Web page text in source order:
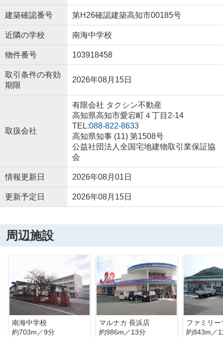
建築確認番号 第H26確認建築高知市00185号
近隣の学校 南海中学校
物件番号 103918458
取引条件の有効
期限
2026年08月15日
取扱会社
有限会社 タクシン不動産
高知県高知市愛宕町４丁目2-14
TEL:088-822-8633
高知県知事 (11) 第1508号
公益社団法人全国宅地建物取引業保証協
会
情報更新日 2026年08月01日
更新予定日 2026年08月15日
周辺施設
南海中学校
約703m／9分
マルナカ 長浜店
約986m／13分
約843m／